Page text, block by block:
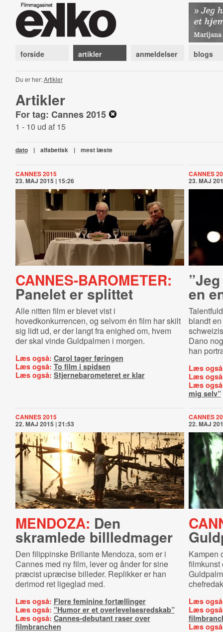
forside artikler anmeldelser blogs
Du er her:Artikler
Artikler
For tag: Cannes 2015
1 - 10 ud af 15
dato | alfabetisk | mest læste
CANNES 2015
23. MAJ 2015 | 15:26
CANNES-BAROMETER:
Panelet er splittet
Alle nitten film er blevet vist i
hovedkonkurrencen, og selvom én film har skilt
sig lidt ud, er der langt fra enighed om, hvem
der skal vinde Guldpalmen i morgen.
Læs også: Carol tager føringen
Læs også: To film i spidsen
Læs også: Stjernebarometeret er klar
CANNES
23. MAJ
en
blandt
Dano
han
Læs
Læs
Læs
mig selv”
CANNES 2015
22. MAJ 2015 | 21:53
MENDOZA: Den
skramlede billledmager
Den filippinske Brillante Mendoza, som er i
Cannes med ny film, lever og ånder for sine
præcist upræcise billeder. Replikker er han
derimod ret ligeglad med.
Læs også: Flere feminine fortællinger
Læs også: ”Humor er et overlevelsesredskab”
Læs også: Cannes-debutant raser over
filmbranchen
CANNES
22. MAJ
Kampen
filmkunst
Læs
Læs
Læs